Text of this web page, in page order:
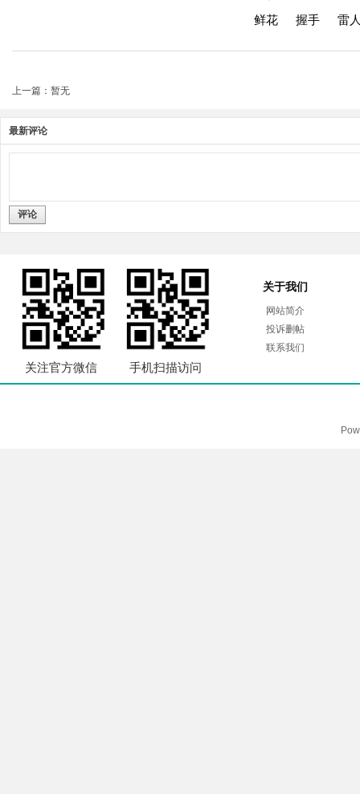
鲜花 握手 雷
上一篇：暂无
最新评论
评论
关注官方微信 手机扫描访问
关于我们
网站简介
投诉删帖
联系我们